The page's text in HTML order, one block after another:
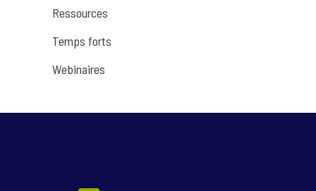
Ressources
Temps forts
Webinaires